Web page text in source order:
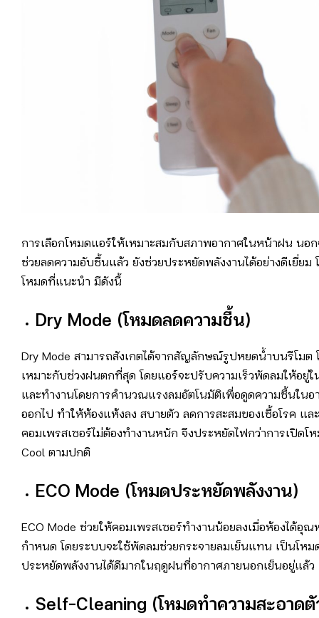
การเลือกโหมดแอร์ให้เหมาะสมกับสภาพอากาศในหน้าฝน นอก
ช่วยลดความอับชื้นแล้ว ยังช่วยประหยัดพลังงานได้อย่างดีเยี่ยม
โหมดที่แนะนำ มีดังนี้
Dry Mode (โหมดลดความชื้น)
Dry Mode สามารถสังเกตได้จากสัญลักษณ์รูปหยดน้ำบนรีโมต
เหมาะกับช่วงฝนตกที่สุด โดยแอร์จะปรับความเร็วพัดลมให้อยู่ใ
และทำงานโดยการคำนวณแรงลมอัตโนมัติเพื่อดูดความชื้นในอ
ออกไป ทำให้ห้องแห้งลง สบายตัว ลดการสะสมของเชื้อโรค และ
คอมเพรสเซอร์ไม่ต้องทำงานหนัก จึงประหยัดไฟกว่าการเปิดโ
Cool ตามปกติ
ECO Mode (โหมดประหยัดพลังงาน)
ECO Mode ช่วยให้คอมเพรสเซอร์ทำงานน้อยลงเมื่อห้องได้อุ
กำหนด โดยระบบจะใช้พัดลมช่วยกระจายลมเย็นแทน เป็นโหม
ประหยัดพลังงานได้ดีมากในฤดูฝนที่อากาศภายนอกเย็นอยู่แล้ว
Self-Cleaning (โหมดทำความสะอาดตั